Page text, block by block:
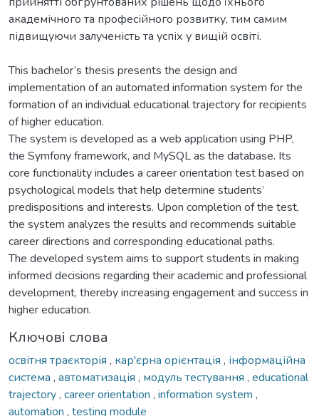
академічного та професійного розвитку, тим самим
підвищуючи залученість та успіх у вищій освіті.
This bachelor’s thesis presents the design and
implementation of an automated information system for the
formation of an individual educational trajectory for recipients
of higher education.
The system is developed as a web application using PHP,
the Symfony framework, and MySQL as the database. Its
core functionality includes a career orientation test based on
psychological models that help determine students’
predispositions and interests. Upon completion of the test,
the system analyzes the results and recommends suitable
career directions and corresponding educational paths.
The developed system aims to support students in making
informed decisions regarding their academic and professional
development, thereby increasing engagement and success in
higher education.
Ключові слова
освітня траєкторія , кар'єрна орієнтація , інформаційна
система , автоматизація , модуль тестування , educational
trajectory, career orientation , information system ,
automation , testing module